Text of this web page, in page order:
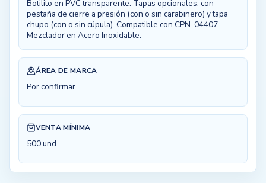
Botilito en PVC transparente. Tapas opcionales: con
pestaña de cierre a presión (con o sin carabinero) y tapa
chupo (con o sin cúpula). Compatible con CPN-04407
Mezclador en Acero Inoxidable.
ÁREA DE MARCA
Por confirmar
VENTA MÍNIMA
500 und.